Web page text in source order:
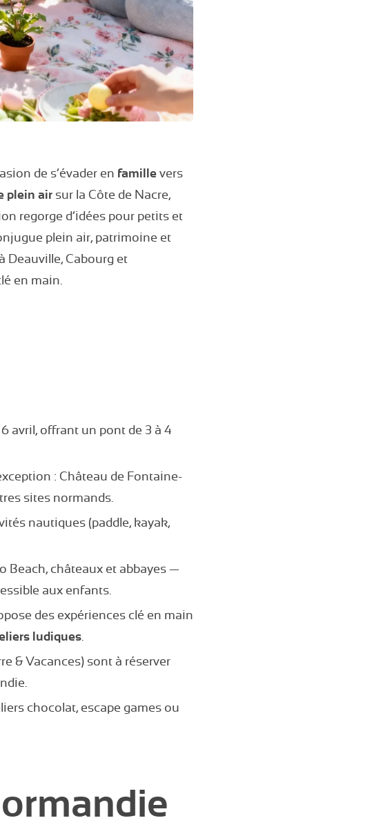
de s’évader en famille vers
plein air sur la Côte de Nacre,
regorge d’idées pour petits et
plein air, patrimoine et
Deauville, Cabourg et
en main.
avril, offrant un pont de 3 à 4
: Château de Fontaine-
sites normands.
nautiques (paddle, kayak,
Beach, châteaux et abbayes —
aux enfants.
des expériences clé en main
ludiques.
& Vacances) sont à réserver
chocolat, escape games ou